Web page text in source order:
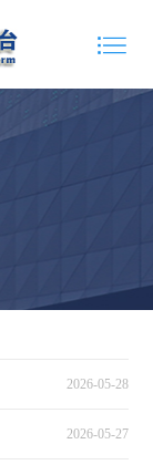
2026-05-28
2026-05-27